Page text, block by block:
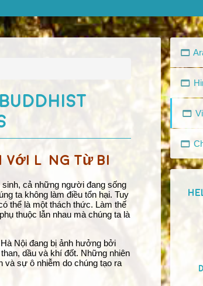
với lòng từ bi
cả những người đang sống
ta không làm điều tổn hại. Tuy
thể là một thách thức. Làm thế
thuộc lẫn nhau mà chúng ta là
Nội đang bị ảnh hưởng bởi
dầu và khí đốt. Những nhiên
và sự ô nhiễm do chúng tạo ra